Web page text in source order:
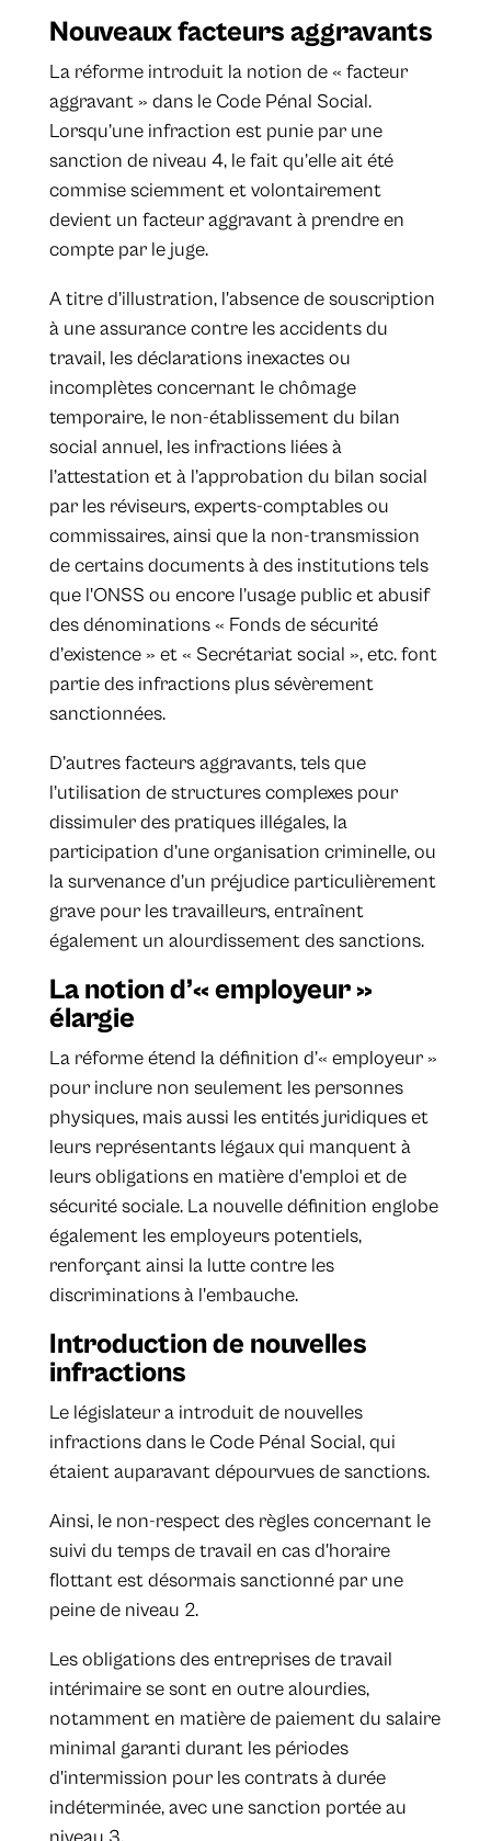
Nouveaux facteurs aggravants
La réforme introduit la notion de « facteur
aggravant » dans le Code Pénal Social.
Lorsqu’une infraction est punie par une
sanction de niveau 4, le fait qu’elle ait été
commise sciemment et volontairement
devient un facteur aggravant à prendre en
compte par le juge.
A titre d’illustration, l'absence de souscription
à une assurance contre les accidents du
travail, les déclarations inexactes ou
incomplètes concernant le chômage
temporaire, le non-établissement du bilan
social annuel, les infractions liées à
l’attestation et à l’approbation du bilan social
par les réviseurs, experts-comptables ou
commissaires, ainsi que la non-transmission
de certains documents à des institutions tels
que l'ONSS ou encore l’usage public et abusif
des dénominations « Fonds de sécurité
d’existence » et « Secrétariat social », etc. font
partie des infractions plus sévèrement
sanctionnées.
D’autres facteurs aggravants, tels que
l’utilisation de structures complexes pour
dissimuler des pratiques illégales, la
participation d’une organisation criminelle, ou
la survenance d’un préjudice particulièrement
grave pour les travailleurs, entraînent
également un alourdissement des sanctions.
La notion d’« employeur »
élargie
La réforme étend la définition d’« employeur »
pour inclure non seulement les personnes
physiques, mais aussi les entités juridiques et
leurs représentants légaux qui manquent à
leurs obligations en matière d'emploi et de
sécurité sociale. La nouvelle définition englobe
également les employeurs potentiels,
renforçant ainsi la lutte contre les
discriminations à l'embauche.
Introduction de nouvelles
infractions
Le législateur a introduit de nouvelles
infractions dans le Code Pénal Social, qui
étaient auparavant dépourvues de sanctions.
Ainsi, le non-respect des règles concernant le
suivi du temps de travail en cas d'horaire
flottant est désormais sanctionné par une
peine de niveau 2.
Les obligations des entreprises de travail
intérimaire se sont en outre alourdies,
notamment en matière de paiement du salaire
minimal garanti durant les périodes
d'intermission pour les contrats à durée
indéterminée, avec une sanction portée au